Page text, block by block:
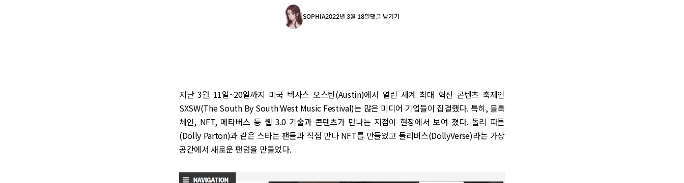
SOPHIA2022년 3월 18일댓글 남기기
지난 3월 11일~20일까지 미국 텍사스 오스틴(Austin)에서 열린 세계 최대 혁신 콘텐츠 축제인
SXSW(The South By South West Music Festival)는 많은 미디어 기업들이 집결했다. 특히, 블록
체인, NFT, 메타버스 등 웹 3.0 기술과 콘텐츠가 만나는 지점이 현장에서 보여 졌다. 돌리 파튼
(Dolly Parton)과 같은 스타는 팬들과 직접 만나 NFT를 만들었고 돌리버스(DollyVerse)라는 가상
공간에서 새로운 팬덤을 만들었다.